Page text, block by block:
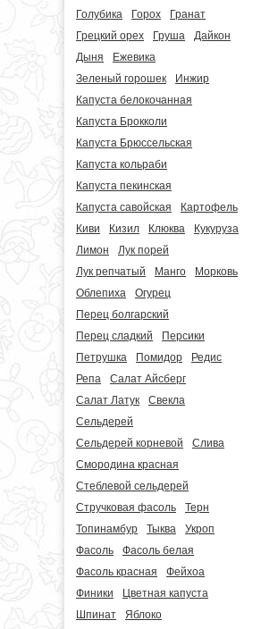
Голубика
Горох
Гранат
Грецкий орех
Груша
Дайкон
Дыня
Ежевика
Зеленый горошек
Инжир
Капуста белокочанная
Капуста Брокколи
Капуста Брюссельская
Капуста кольраби
Капуста пекинская
Капуста савойская
Картофель
Киви
Кизил Клюква
Кукуруза
Лимон
Лук порей
Лук репчатый
Манго
Морковь
Облепиха
Огурец
Перец болгарский
Перец сладкий
Персики
Петрушка
Помидор
Редис
Репа
Салат Айсберг
Салат Латук
Свекла
Сельдерей
Сельдерей корневой
Слива
Смородина красная
Стеблевой сельдерей
Стручковая фасоль
Терн
Топинамбур
Тыква
Укроп
Фасоль
Фасоль белая
Фасоль красная
Фейхоа
Финики
Цветная капуста
Шпинат
Яблоко